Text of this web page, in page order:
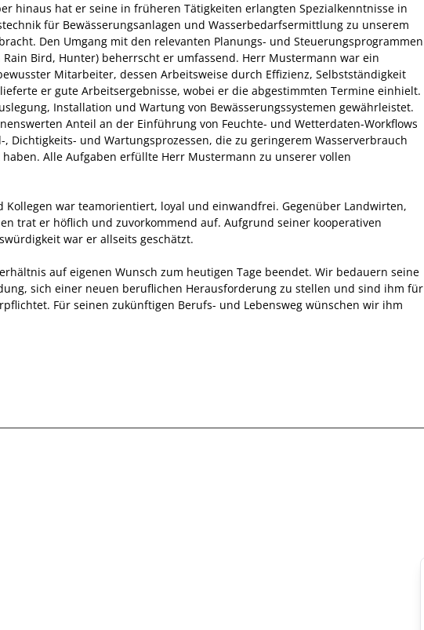
hinaus hat er seine in früheren Tätigkeiten erlangten Spezialkenntnisse in
für Bewässerungsanlagen und Wasserbedarfsermittlung zu unserem
Den Umgang mit den relevanten Planungs- und Steuerungsprogrammen
Rain Bird, Hunter) beherrscht er umfassend. Herr Mustermann war ein
Mitarbeiter, dessen Arbeitsweise durch Effizienz, Selbstständigkeit
lieferte er gute Arbeitsergebnisse, wobei er die abgestimmten Termine einhielt.
Installation und Wartung von Bewässerungssystemen gewährleistet.
Anteil an der Einführung von Feuchte- und Wetterdaten-Workflows
Dichtigkeits- und Wartungsprozessen, die zu geringerem Wasserverbrauch
. Alle Aufgaben erfüllte Herr Mustermann zu unserer vollen
Kollegen war teamorientiert, loyal und einwandfrei. Gegenüber Landwirten,
trat er höflich und zuvorkommend auf. Aufgrund seiner kooperativen
war er allseits geschätzt.
auf eigenen Wunsch zum heutigen Tage beendet. Wir bedauern seine
sich einer neuen beruflichen Herausforderung zu stellen und sind ihm für
Für seinen zukünftigen Berufs- und Lebensweg wünschen wir ihm